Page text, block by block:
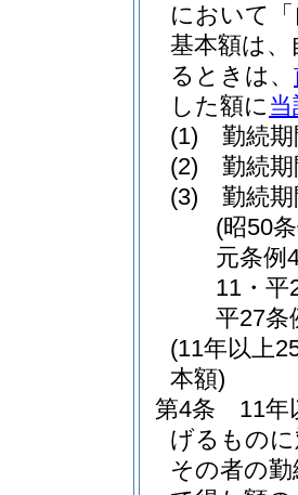
において
基本額は
るときは、
した額に
(1)
勤続
(2)
勤続
(3)
勤続
(昭50
元条例
11・平
平27条
(11年以上
本額)
第4条
11年
げるもの
その者の